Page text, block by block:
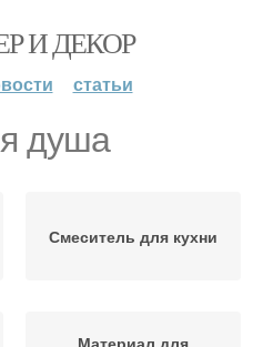
И ДЕКОР
статьи
душа
Смеситель для кухни
Материал для